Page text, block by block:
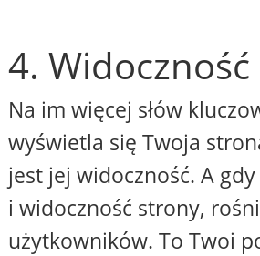
4. Widoczność
Na im więcej słów
wyświetla się Twoja
jest jej widoczność. A
i widoczność strony,
użytkowników. To Twoi